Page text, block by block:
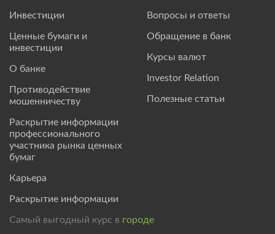
Инвестиции
Ценные бумаги и
инвестиции
О банке
Противодействие
мошенничеству
Раскрытие информации
профессионального
участника рынка ценных
бумаг
Карьера
Раскрытие информации
Вопросы и ответы
Обращение в банк
Курсы валют
Investor Relation
Полезные статьи
Самый выгодный курс в городе